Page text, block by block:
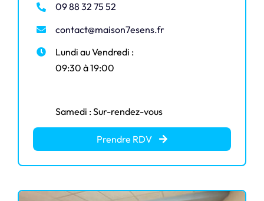
09 88 32 75 52
contact@maison7esens.fr
Lundi au Vendredi :
09:30 à 19:00
Samedi : Sur-rendez-vous
Prendre RDV